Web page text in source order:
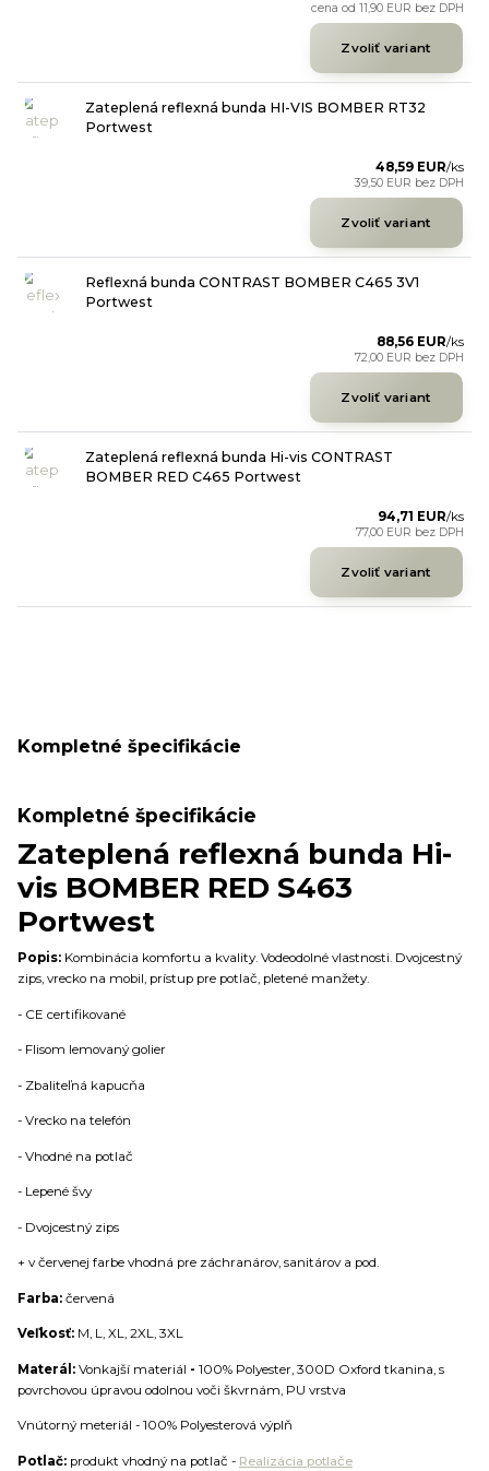
cena od 11,90 EUR bez DPH
Zvoliť variant
Zateplená reflexná bunda HI-VIS BOMBER RT32
Portwest
48,59 EUR/ks
39,50 EUR bez DPH
Zvoliť variant
Reflexná bunda CONTRAST BOMBER C465 3V1
Portwest
88,56 EUR/ks
72,00 EUR bez DPH
Zvoliť variant
Zateplená reflexná bunda Hi-vis CONTRAST
BOMBER RED C465 Portwest
94,71 EUR/ks
77,00 EUR bez DPH
Zvoliť variant
Kompletné špecifikácie
Kompletné špecifikácie
Zateplená reflexná bunda Hi-
vis BOMBER RED S463
Portwest
Popis: Kombinácia komfortu a kvality. Vodeodolné vlastnosti. Dvojcestný
zips, vrecko na mobil, prístup pre potlač, pletené manžety.
- CE certifikované
- Flisom lemovaný golier
- Zbaliteľná kapucňa
- Vrecko na telefón
- Vhodné na potlač
- Lepené švy
- Dvojcestný zips
+ v červenej farbe vhodná pre záchranárov, sanitárov a pod.
Farba: červená
Veľkosť: M, L, XL, 2XL, 3XL
Materál: Vonkajší materiál - 100% Polyester, 300D Oxford tkanina, s
povrchovou úpravou odolnou voči škvrnám, PU vrstva
Vnútorný meteriál - 100% Polyesterová výplň
Potlač: produkt vhodný na potlač - Realizácia potlače